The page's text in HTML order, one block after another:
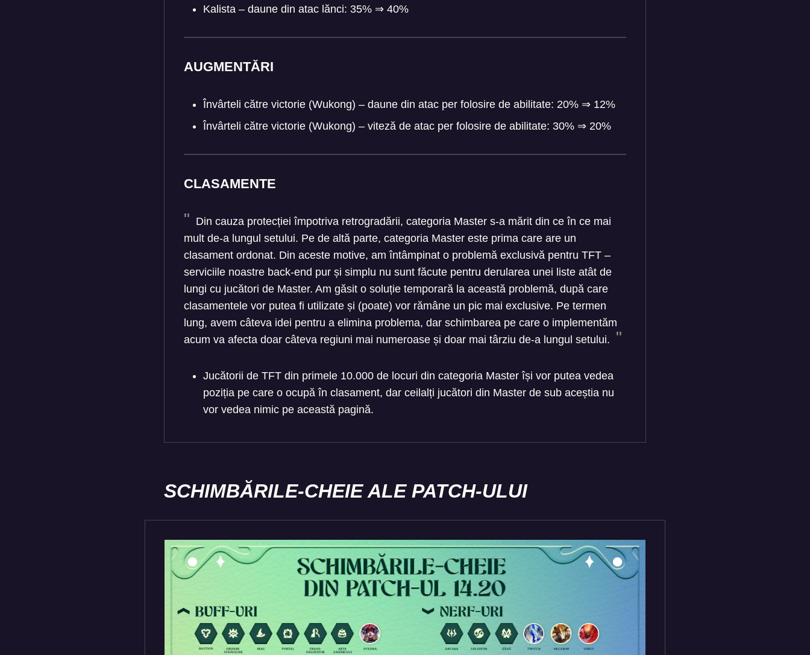
Kalista – daune din atac lănci: 35% ⇒ 40%
AUGMENTĂRI
Învârteli către victorie (Wukong) – daune din atac per folosire de abilitate: 20% ⇒ 12%
Învârteli către victorie (Wukong) – viteză de atac per folosire de abilitate: 30% ⇒ 20%
CLASAMENTE
Din cauza protecției împotriva retrogradării, categoria Master s-a mărit din ce în ce mai
mult de-a lungul setului. Pe de altă parte, categoria Master este prima care are un
clasament ordonat. Din aceste motive, am întâmpinat o problemă exclusivă pentru TFT –
serviciile noastre back-end pur și simplu nu sunt făcute pentru derularea unei liste atât de
lungi cu jucători de Master. Am găsit o soluție temporară la această problemă, după care
clasamentele vor putea fi utilizate și (poate) vor rămâne un pic mai exclusive. Pe termen
lung, avem câteva idei pentru a elimina problema, dar schimbarea pe care o implementăm
acum va afecta doar câteva regiuni mai numeroase și doar mai târziu de-a lungul setului.
Jucătorii de TFT din primele 10.000 de locuri din categoria Master își vor putea vedea
poziția pe care o ocupă în clasament, dar ceilalți jucători din Master de sub aceștia nu
vor vedea nimic pe această pagină.
SCHIMBĂRILE-CHEIE ALE PATCH-ULUI